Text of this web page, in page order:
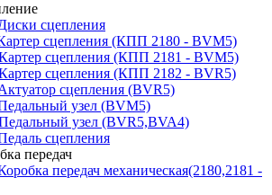
сцепления
сцепления (КПП 2180 - BVM5)
сцепления (КПП 2181 - BVM5)
сцепления (КПП 2182 - BVR5)
сцепления (BVR5)
узел (BVM5)
узел (BVR5,BVA4)
сцепления
передач
передач механическая(2180,2181 -